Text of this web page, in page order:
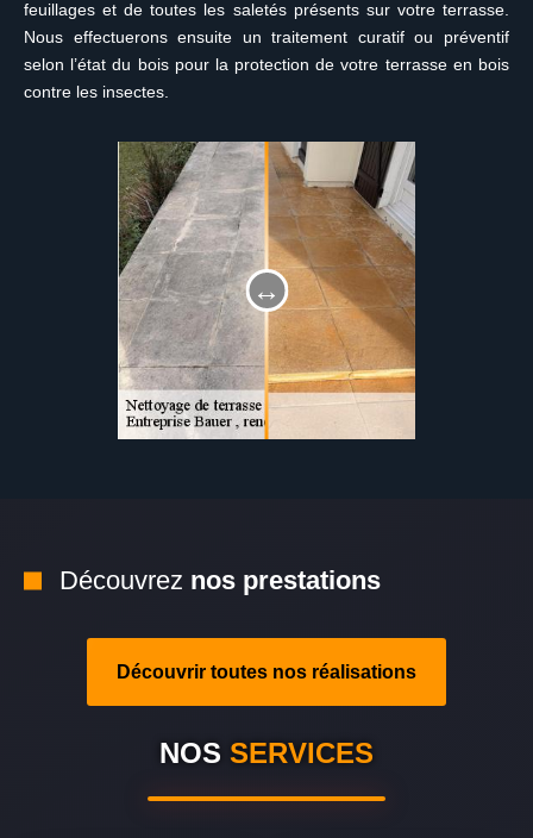
feuillages et de toutes les saletés présents sur votre terrasse.
Nous effectuerons ensuite un traitement curatif ou préventif
selon l’état du bois pour la protection de votre terrasse en bois
contre les insectes.
Découvrez nos prestations
Découvrir toutes nos réalisations
NOS SERVICES